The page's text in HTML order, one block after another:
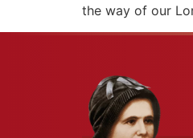
the way of our